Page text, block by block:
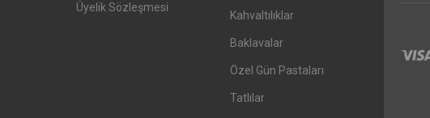
Üyelik Sözleşmesi
Kahvaltılıklar
Baklavalar
Özel Gün Pastaları
Tatlılar